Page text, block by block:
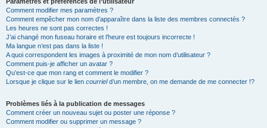
Comment modifier mes paramètres ?
Comment empêcher mon nom d’apparaître dans la liste des membres connectés ?
Les heures ne sont pas correctes !
J’ai changé mon fuseau horaire et l’heure est toujours incorrecte !
Ma langue n’est pas dans la liste !
A quoi correspondent les images à proximité de mon nom d’utilisateur ?
Comment puis-je afficher un avatar ?
Qu’est-ce que mon rang et comment le modifier ?
Lorsque je clique sur le lien courrield’un membre, on me demande de me connecter !?
Problèmes liés à la publication de messages
Comment créer un nouveau sujet ou poster une réponse ?
Comment modifier ou supprimer un message ?